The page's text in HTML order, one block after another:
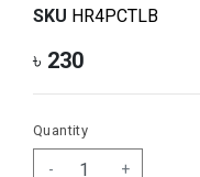
SKU HR4PCTLB
৳ 230
Quantity
- +